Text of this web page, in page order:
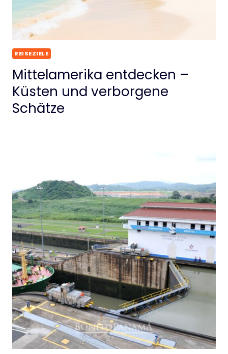
REISEZIELE
Mittelamerika entdecken –
Küsten und verborgene
Schätze